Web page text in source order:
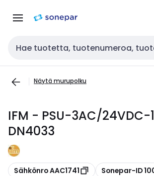
navigointiinsisältöön
Haku
Näytä murupolku
IFM - PSU-3AC/24VDC-
DN4033
Kopioi
Sähkönro AAC1741 Kopioi
Sonepar-ID